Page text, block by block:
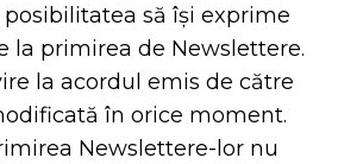
posibilitatea să își exprime
la primirea de Newslettere.
la acordul emis de către
în orice moment.
Newslettere-lor nu